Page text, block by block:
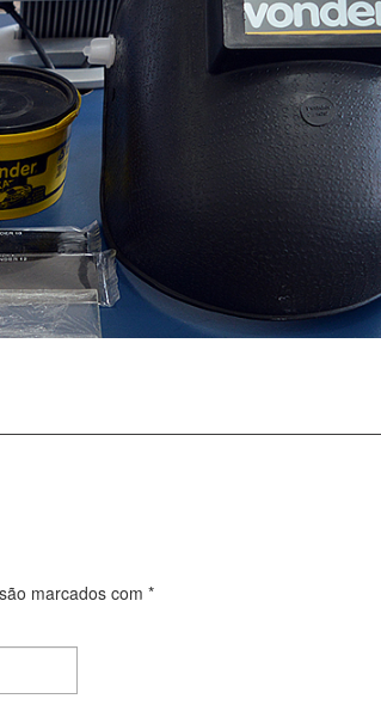
marcados com *